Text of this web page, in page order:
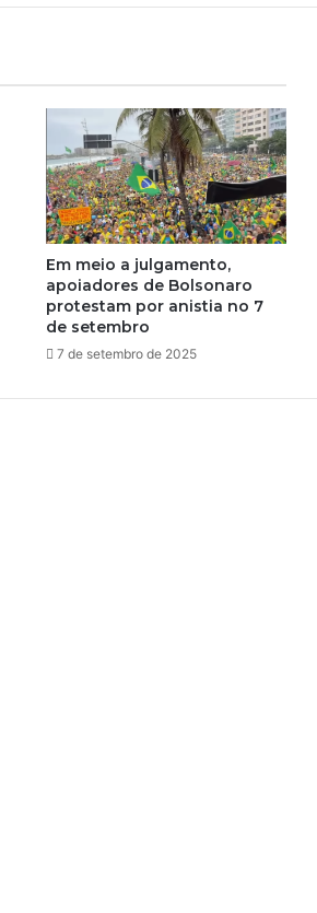
Em meio a julgamento,
apoiadores de Bolsonaro
protestam por anistia no 7
de setembro
7 de setembro de 2025